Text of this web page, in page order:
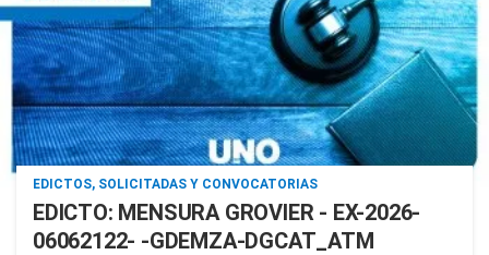
EDICTOS, SOLICITADAS Y CONVOCATORIAS
EDICTO: MENSURA GROVIER - EX-2026-
06062122- -GDEMZA-DGCAT_ATM